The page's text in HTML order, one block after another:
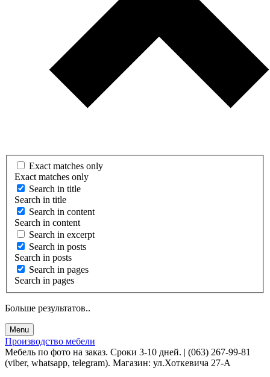
Exact matches only
Exact matches only
Search in title
Search in title
Search in content
Search in content
Search in excerpt
Search in posts
Search in posts
Search in pages
Search in pages
Больше результатов..
Menu
Производство мебели
Мебель по фото на заказ. Сроки 3-10 дней. | (063) 267-99-81
(viber, whatsapp, telegram). Магазин: ул.Хоткевича 27-А